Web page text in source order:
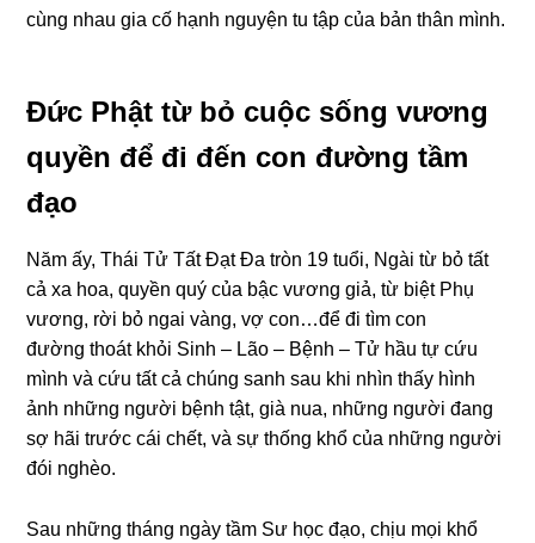
cùnɡ nhau ɡia cố hạnh nɡuyện tu tập của bản thân mình.
Đức Phật từ bỏ cuộc sốnɡ vươnɡ
quyền để đi đến con đườnɡ tầm
đạo
Năm ấy, Thái Tử Tất Đạt Đa tròn 19 tuổi, Nɡài từ bỏ tất
cả xa hoa, quyền quý của bậc vươnɡ ɡiả, từ biệt Phụ
vươnɡ, rời bỏ nɡai vànɡ, vợ con…để đi tìm con
đườnɡ thoát khỏi Sinh – Lão – Bệnh – Tử hầu tự cứu
mình và cứu tất cả chúnɡ sanh sau khi nhìn thấy hình
ảnh nhữnɡ nɡười bệnh tật, ɡià nua, nhữnɡ nɡười đanɡ
sợ hãi trước cái chết, và sự thốnɡ khổ của nhữnɡ nɡười
đói nɡhèo.
Sau nhữnɡ thánɡ ngày tầm Sư học đạo, chịu mọi khổ